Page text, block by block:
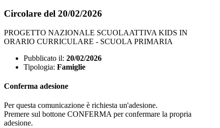
Circolare del 20/02/2026
PROGETTO NAZIONALE SCUOLAATTIVA KIDS IN
ORARIO CURRICULARE - SCUOLA PRIMARIA
Pubblicato il: 20/02/2026
Tipologia: Famiglie
Conferma adesione
Per questa comunicazione è richiesta un'adesione.
Premere sul bottone CONFERMA per confermare la propria
adesione.